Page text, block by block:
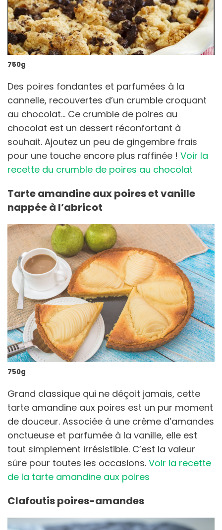
750g
Des poires fondantes et parfumées à la
cannelle, recouvertes d’un crumble croquant
au chocolat… Ce crumble de poires au
chocolat est un dessert réconfortant à
souhait. Ajoutez un peu de gingembre frais
pour une touche encore plus raffinée ! Voir la
recette du crumble de poires au chocolat
Tarte amandine aux poires et vanille
nappée à l’abricot
750g
Grand classique qui ne déçoit jamais, cette
tarte amandine aux poires est un pur moment
de douceur. Associée à une crème d’amandes
onctueuse et parfumée à la vanille, elle est
tout simplement irrésistible. C’est la valeur
sûre pour toutes les occasions. Voir la recette
de la tarte amandine aux poires
Clafoutis poires-amandes